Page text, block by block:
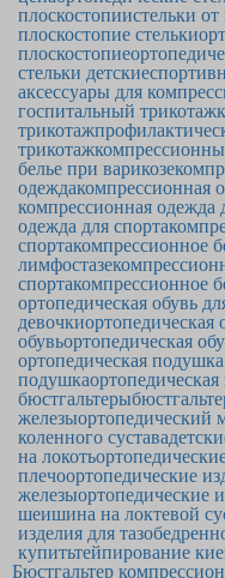
плоскостопиистельки
плоскостопие стельки
плоскостопие
стельки детские
аксессуары для
госпитальный трикотаж
трикотаж
трикотаж
белье при варикозе
одеждакомпрессионная
компрессионная одежда
одежда для спорта
спортакомпрессионное
лимфостазе
спортакомпрессионное
ортопедическая обувь
девочкиортопедическая
обувьортопедическая
ортопедическая
подушка
бюстгальтеры
железыортопедический
коленного сустава
на локоть
плечоортопедические
железыортопедические
шеишина на локтевой
изделия для
купитьтейпирование
Бюстгальтер